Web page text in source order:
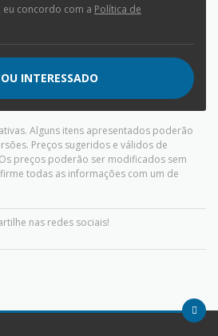
concordo com a Política de
INTERESSADO
Alguns itens apresentados poderão
Preços sugeridos e válidos de
preços poderão ser modificados sem
todas as informações com um de
nas redes sociais!